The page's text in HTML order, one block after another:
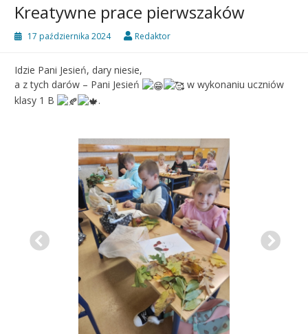
Kreatywne prace pierwszaków
17 października 2024 Redaktor
Idzie Pani Jesień, dary niesie,
a z tych darów – Pani Jesień
w wykonaniu uczniów
klasy 1 B
.